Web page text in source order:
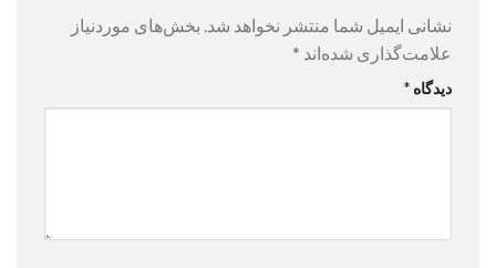
نشانی ایمیل شما منتشر نخواهد شد. بخش‌های موردنیاز
علامت‌گذاری شده‌اند *
دیدگاه *